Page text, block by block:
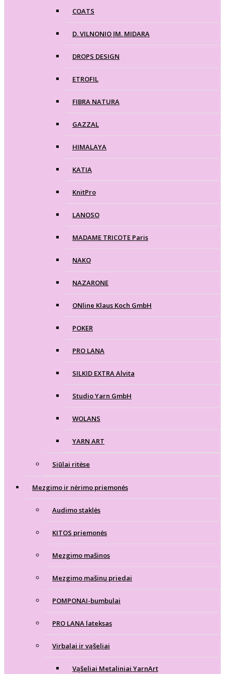
COATS
D. VILNONIO ĮM. MIDARA
DROPS DESIGN
ETROFIL
FIBRA NATURA
GAZZAL
HIMALAYA
KATIA
KnitPro
LANOSO
MADAME TRICOTE Paris
NAKO
NAZARONE
ONline Klaus Koch GmbH
POKER
PRO LANA
SILKID EXTRA Alvita
Studio Yarn GmbH
WOLANS
YARN ART
Siūlai ritėse
Mezgimo ir nėrimo priemonės
Audimo staklės
KITOS priemonės
Mezgimo mašinos
Mezgimo mašinų priedai
POMPONAI-bumbulai
PRO LANA lateksas
Virbalai ir vąšeliai
Vąšeliai Metaliniai YarnArt